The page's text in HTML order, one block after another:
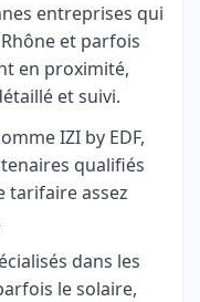
entreprises qui
et parfois
en proximité,
et suivi.
IZI by EDF,
qualifiés
tarifaire assez
dans les
le solaire,